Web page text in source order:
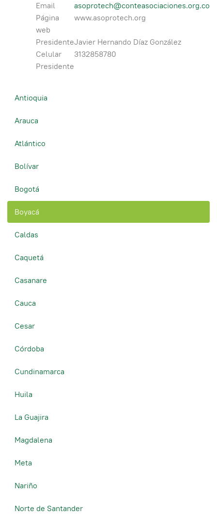
Email
asoprotech@conteasociaciones.org.co
Página
web
www.asoprotech.org
PresidenteJavier Hernando Díaz González
Celular
Presidente
3132858780
Antioquia
Arauca
Atlántico
Bolívar
Bogotá
Boyacá
Caldas
Caquetá
Casanare
Cauca
Cesar
Córdoba
Cundinamarca
Huila
La Guajira
Magdalena
Meta
Nariño
Norte de Santander